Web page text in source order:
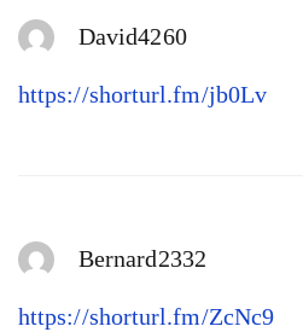
David4260
https://shorturl.fm/jb0Lv
Bernard2332
https://shorturl.fm/ZcNc9